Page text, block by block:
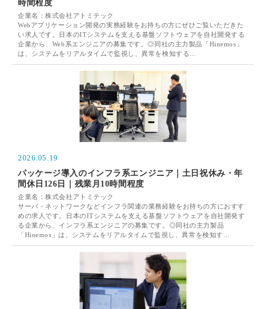
時間程度
企業名：株式会社アトミテック
Webアプリケーション開発の実務経験をお持ちの方にぜひご覧いただきた
い求人です。日本のITシステムを支える基盤ソフトウェアを自社開発する
企業から、Web系エンジニアの募集です。◎同社の主力製品「Hinemos」
は、システムをリアルタイムで監視し、異常を検知する…
2026.05.19
パッケージ導入のインフラ系エンジニア｜土日祝休み・年
間休日126日｜残業月10時間程度
企業名：株式会社アトミテック
サーバ・ネットワークなどインフラ関連の業務経験をお持ちの方におすす
めの求人です。日本のITシステムを支える基盤ソフトウェアを自社開発す
る企業から、インフラ系エンジニアの募集です。◎同社の主力製品
「Hinemos」は、システムをリアルタイムで監視し、異常を検知す…